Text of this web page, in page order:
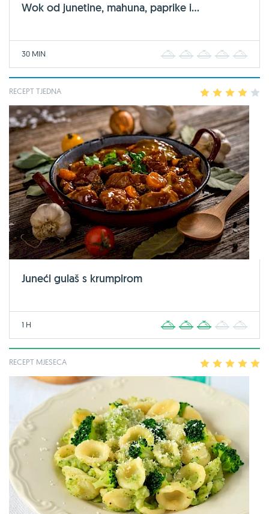
Wok od junetine, mahuna, paprike i...
30 MIN 2 3 4
RECEPT TJEDNA 2 3 4
Juneći gulaš s krumpirom
1 H 2 3 4
RECEPT MJESECA 2 3 4